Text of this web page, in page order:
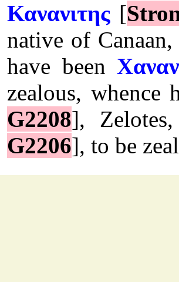
Κανανιτης[
native of
have been
zealous,
G2208],
G2206], to be